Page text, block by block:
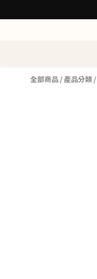
全部商品 / 產品分類 /